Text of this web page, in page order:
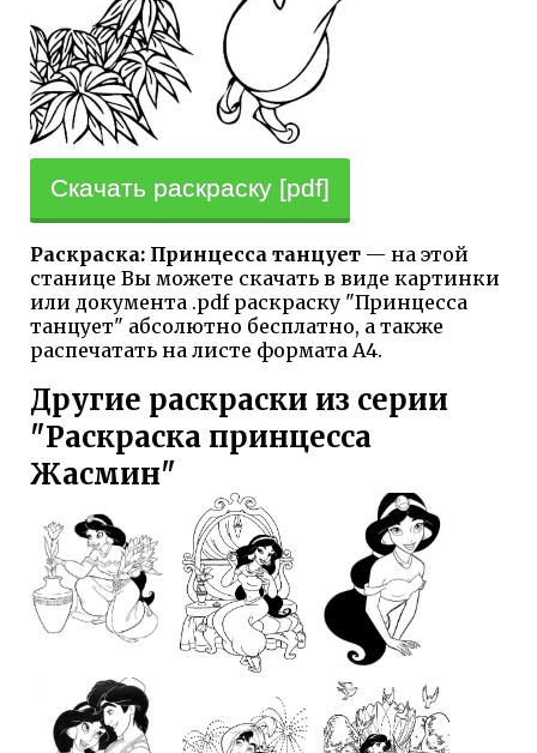
Скачать раскраску [pdf]
Раскраска: Принцесса танцует — на этой
станице Вы можете скачать в виде картинки
или документа .pdf раскраску "Принцесса
танцует" абсолютно бесплатно, а также
распечатать на листе формата А4.
Другие раскраски из серии
"Раскраска принцесса
Жасмин"